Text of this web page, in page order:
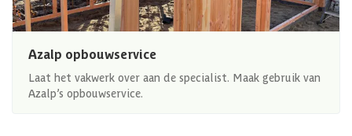
Azalp opbouwservice
Laat het vakwerk over aan de specialist. Maak gebruik van
Azalp’s opbouwservice.